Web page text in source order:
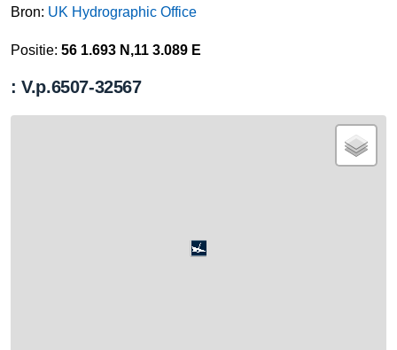
Bron: UK Hydrographic Office
Positie: 56 1.693 N,11 3.089 E
: V.p.6507-32567